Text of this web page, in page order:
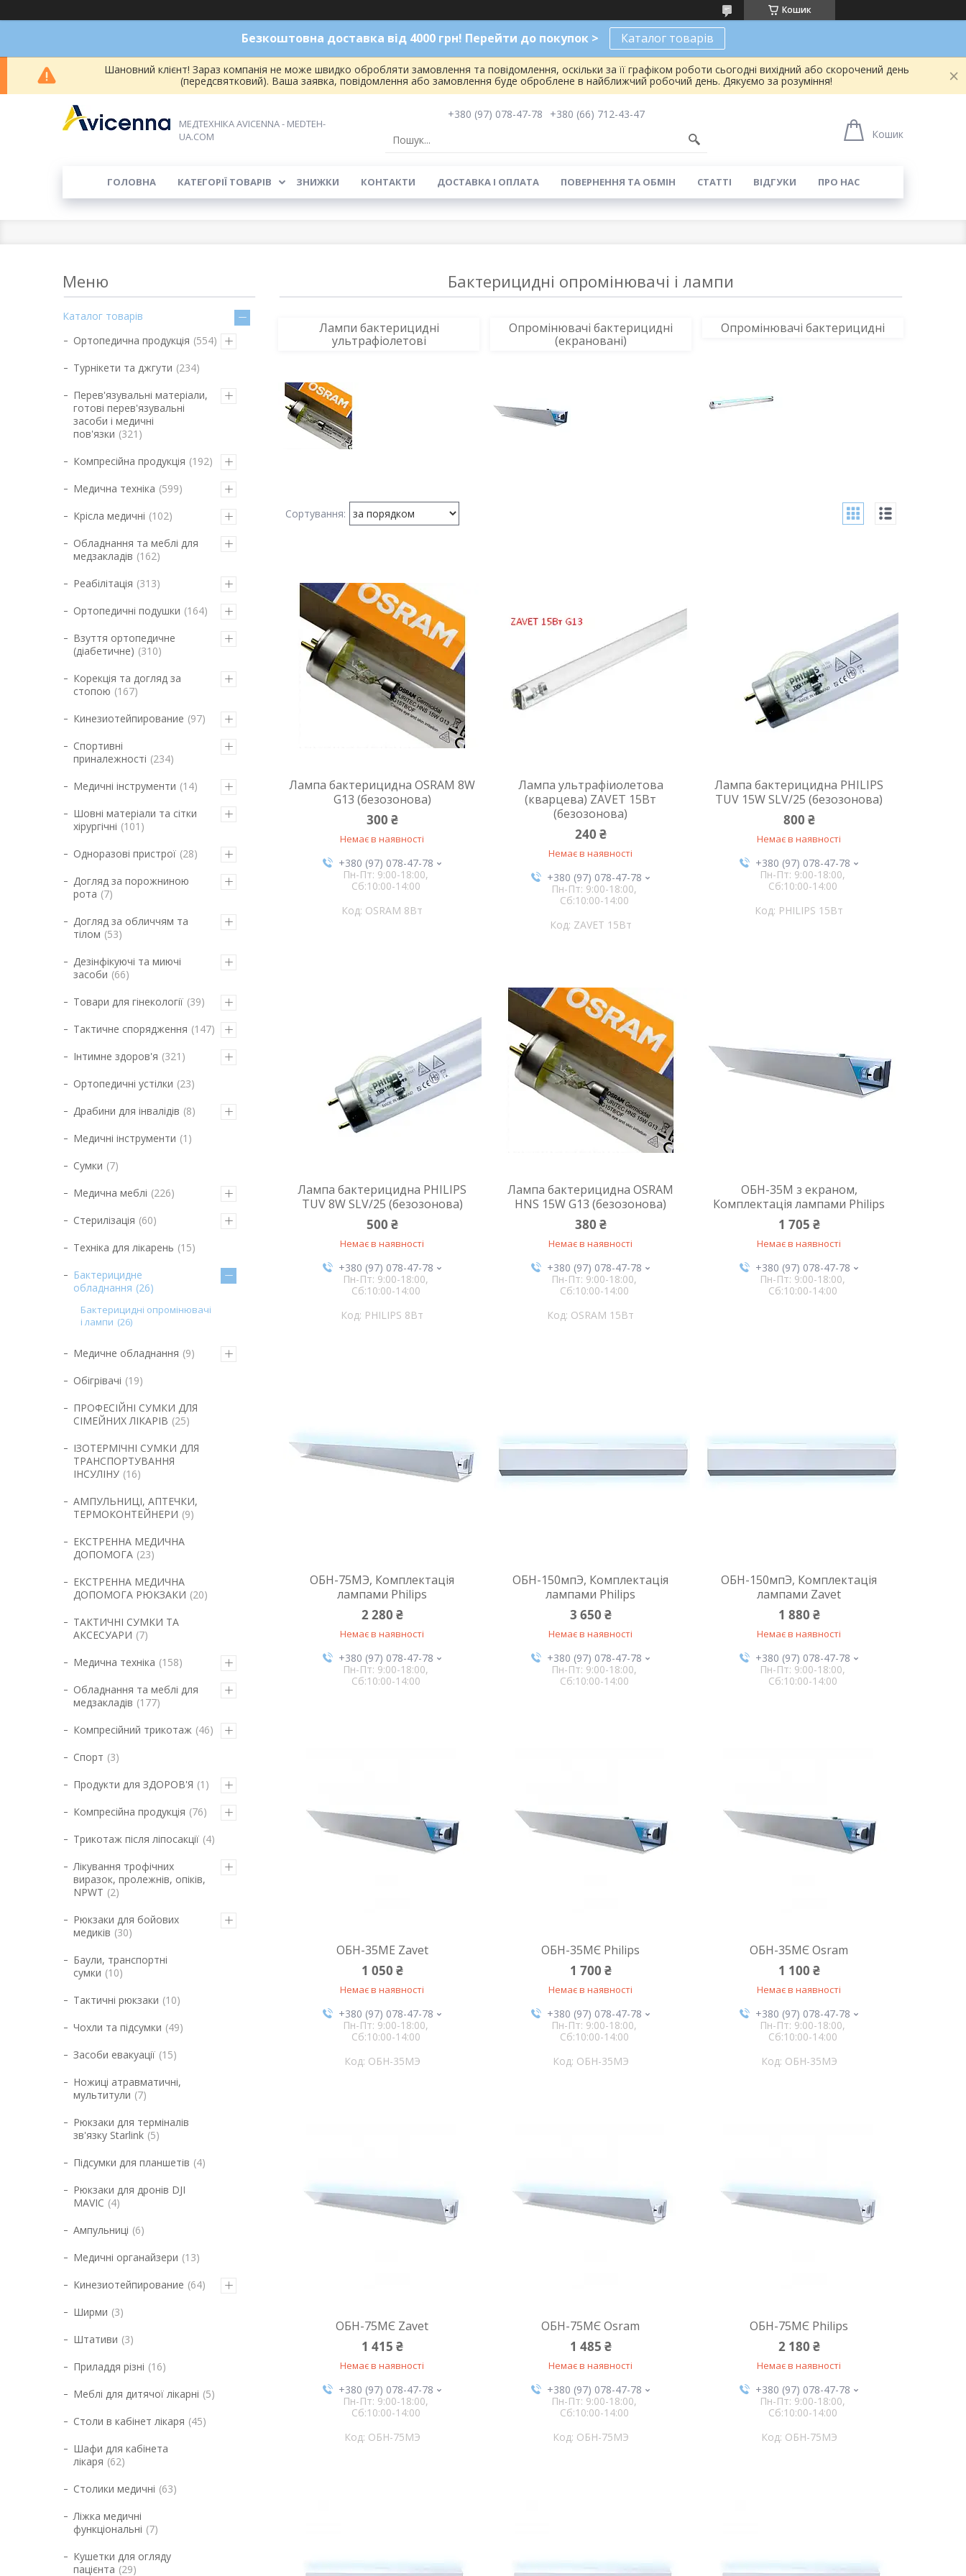
Кошик
Безкоштовна доставка від 4000 грн! Перейти до покупок > Каталог товарів
Шановний клієнт! Зараз компанія не може швидко обробляти замовлення та повідомлення, оскільки за її графіком роботи сьогодні вихідний або скорочений день
(передсвятковий). Ваша заявка, повідомлення або замовлення буде оброблене в найближчий робочий день. Дякуємо за розуміння!
МЕДТЕХНІКА AVICENNA - MEDTEH-
UA.COM
+380 (97) 078-47-78
+380 (66) 712-43-47
Кошик
ГОЛОВНА КАТЕГОРІЇ ТОВАРІВ ЗНИЖКИ КОНТАКТИ ДОСТАВКА І ОПЛАТА ПОВЕРНЕННЯ ТА ОБМІН СТАТТІ ВІДГУКИ ПРО НАС
Бактерицидні опромінювачі і лампи
Лампи бактерицидні
ультрафіолетові
Опромінювачі бактерицидні
(екрановані)
Опромінювачі бактерицидні
Лампа бактерицидна OSRAM 8W
G13 (безозонова)
300 ₴
Немає в наявності
+380 (97) 078-47-78
Пн-Пт: 9:00-18:00,
Сб:10:00-14:00
OSRAM 8Вт
Лампа ультрафіиолетова
(кварцева) ZAVET 15Вт
(безозонова)
240 ₴
Немає в наявності
+380 (97) 078-47-78
Пн-Пт: 9:00-18:00,
Сб:10:00-14:00
ZAVET 15Вт
Лампа бактерицидна PHILIPS
TUV 15W SLV/25 (безозонова)
800 ₴
Немає в наявності
+380 (97) 078-47-78
Пн-Пт: 9:00-18:00,
Сб:10:00-14:00
PHILIPS 15Вт
Лампа бактерицидна PHILIPS
TUV 8W SLV/25 (безозонова)
500 ₴
Немає в наявності
+380 (97) 078-47-78
Пн-Пт: 9:00-18:00,
Сб:10:00-14:00
PHILIPS 8Вт
Лампа бактерицидна OSRAM
HNS 15W G13 (безозонова)
380 ₴
Немає в наявності
+380 (97) 078-47-78
Пн-Пт: 9:00-18:00,
Сб:10:00-14:00
OSRAM 15Вт
ОБН-35М з екраном,
Комплектація лампами Philips
1 705 ₴
Немає в наявності
+380 (97) 078-47-78
Пн-Пт: 9:00-18:00,
Сб:10:00-14:00
ОБН-75МЭ, Комплектація
лампами Philips
2 280 ₴
Немає в наявності
+380 (97) 078-47-78
Пн-Пт: 9:00-18:00,
Сб:10:00-14:00
ОБН-150мпЭ, Комплектація
лампами Philips
3 650 ₴
Немає в наявності
+380 (97) 078-47-78
Пн-Пт: 9:00-18:00,
Сб:10:00-14:00
ОБН-150мпЭ, Комплектація
лампами Zavet
1 880 ₴
Немає в наявності
+380 (97) 078-47-78
Пн-Пт: 9:00-18:00,
Сб:10:00-14:00
ОБН-35МЕ Zavet
1 050 ₴
Немає в наявності
+380 (97) 078-47-78
Пн-Пт: 9:00-18:00,
Сб:10:00-14:00
ОБН-35МЭ
ОБН-35МЄ Philips
1 700 ₴
Немає в наявності
+380 (97) 078-47-78
Пн-Пт: 9:00-18:00,
Сб:10:00-14:00
ОБН-35МЭ
ОБН-35МЄ Osram
1 100 ₴
Немає в наявності
+380 (97) 078-47-78
Пн-Пт: 9:00-18:00,
Сб:10:00-14:00
ОБН-35МЭ
ОБН-75МЄ Zavet
1 415 ₴
Немає в наявності
+380 (97) 078-47-78
Пн-Пт: 9:00-18:00,
Сб:10:00-14:00
ОБН-75МЭ
ОБН-75МЄ Osram
1 485 ₴
Немає в наявності
+380 (97) 078-47-78
Пн-Пт: 9:00-18:00,
Сб:10:00-14:00
ОБН-75МЭ
ОБН-75МЄ Philips
2 180 ₴
Немає в наявності
+380 (97) 078-47-78
Пн-Пт: 9:00-18:00,
Сб:10:00-14:00
ОБН-75МЭ
Каталог товарів
Ортопедична продукція 554
Турнікети та джгути 234
Перев'язувальні матеріали,
готові перев'язувальні
засоби і медичні
пов'язки 321
Компресійна продукція 192
Медична техніка 599
Крісла медичні 102
Обладнання та меблі для
медзакладів 162
Реабілітація 313
Ортопедичні подушки 164
Взуття ортопедичне
(діабетичне) 310
Корекція та догляд за
стопою 167
Кинезиотейпирование 97
Спортивні
приналежності 234
Медичні інструменти 14
Шовні матеріали та сітки
хірургічні 101
Одноразові пристрої 28
Догляд за порожниною
рота 7
Догляд за обличчям та
тілом 53
Дезінфікуючі та миючі
засоби 66
Товари для гінекології 39
Тактичне спорядження 147
Інтимне здоров'я 321
Ортопедичні устілки 23
Драбини для інвалідів 8
Медичні інструменти 1
Сумки 7
Медична меблі 226
Стерилізація 60
Техніка для лікарень 15
Бактерицидне
обладнання 26
Бактерицидні опромінювачі
і лампи 26
Медичне обладнання 9
Обігрівачі 19
ПРОФЕСІЙНІ СУМКИ ДЛЯ
СІМЕЙНИХ ЛІКАРІВ 25
ІЗОТЕРМІЧНІ СУМКИ ДЛЯ
ТРАНСПОРТУВАННЯ
ІНСУЛІНУ 16
АМПУЛЬНИЦІ, АПТЕЧКИ,
ТЕРМОКОНТЕЙНЕРИ 9
ЕКСТРЕННА МЕДИЧНА
ДОПОМОГА 23
ЕКСТРЕННА МЕДИЧНА
ДОПОМОГА РЮКЗАКИ 20
ТАКТИЧНІ СУМКИ ТА
АКСЕСУАРИ 7
Медична техніка 158
Обладнання та меблі для
медзакладів 177
Компресійний трикотаж 46
Спорт 3
Продукти для ЗДОРОВ'Я 1
Компресійна продукція 76
Трикотаж після ліпосакції 4
Лікування трофічних
виразок, пролежнів, опіків,
NPWT 2
Рюкзаки для бойових
медиків 30
Баули, транспортні
сумки 10
Тактичні рюкзаки 10
Чохли та підсумки 49
Засоби евакуації 15
Ножиці атравматичні,
мультитули 7
Рюкзаки для терміналів
зв'язку Starlink 5
Підсумки для планшетів 4
Рюкзаки для дронів DJI
MAVIC 4
Ампульниці 6
Медичні органайзери 13
Кинезиотейпирование 64
Ширми 3
Штативи 3
Приладдя різні 16
Меблі для дитячої лікарні 5
Столи в кабінет лікаря 45
Шафи для кабінета
лікаря 62
Столики медичні 63
Ліжка медичні
функціональні 7
Кушетки для огляду
пацієнта 29